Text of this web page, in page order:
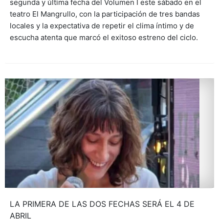
segunda y última fecha del Volumen I este sábado en el
teatro El Mangrullo, con la participación de tres bandas
locales y la expectativa de repetir el clima íntimo y de
escucha atenta que marcó el exitoso estreno del ciclo.
LA PRIMERA DE LAS DOS FECHAS SERÁ EL 4 DE
ABRIL